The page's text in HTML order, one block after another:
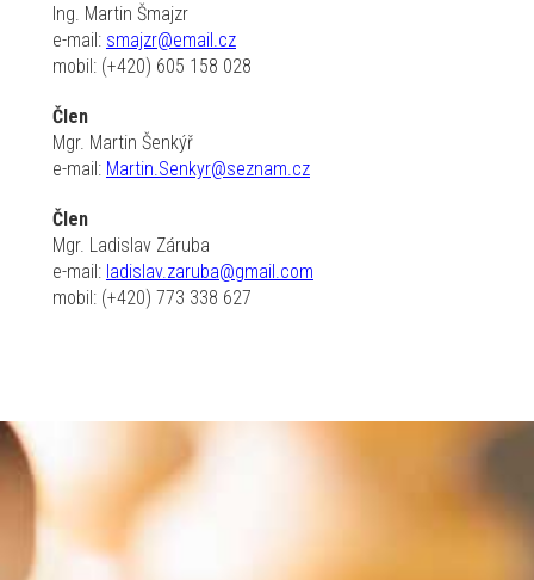
Ing. Martin Šmajzr
e-mail: smajzr@email.cz
mobil: (+420) 605 158 028
Člen
Mgr. Martin Šenkýř
e-mail: Martin.Senkyr@seznam.cz
Člen
Mgr. Ladislav Záruba
e-mail: ladislav.zaruba@gmail.com
mobil: (+420) 773 338 627